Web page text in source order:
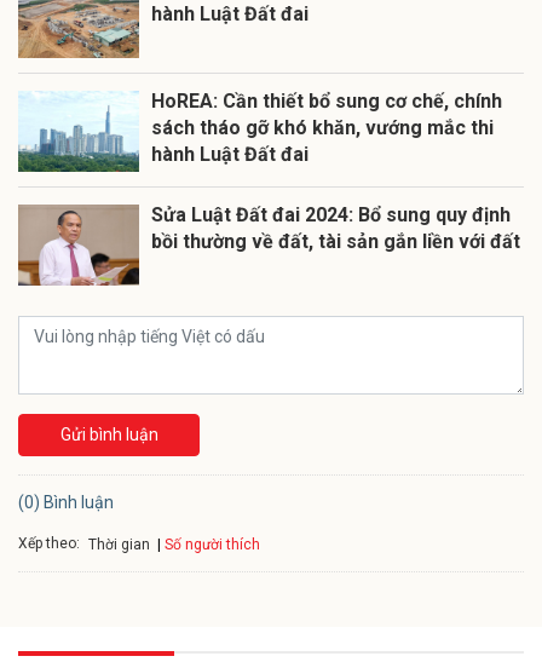
hành Luật Đất đai
HoREA: Cần thiết bổ sung cơ chế, chính
sách tháo gỡ khó khăn, vướng mắc thi
hành Luật Đất đai
Sửa Luật Đất đai 2024: Bổ sung quy định
bồi thường về đất, tài sản gắn liền với đất
Gửi bình luận
(0) Bình luận
Xếp theo: Thời gian Số người thích